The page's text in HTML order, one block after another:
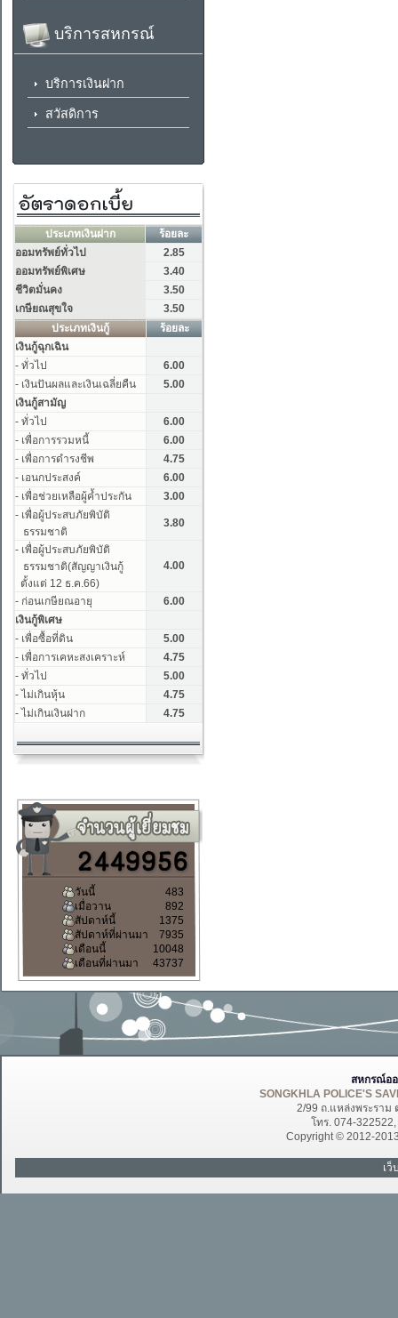
บริการสหกรณ์
บริการเงินฝาก
สวัสดิการ
วันนี้
483
เมื่อวาน
892
สัปดาห์นี้
1375
สัปดาห์ที่ผ่านมา
7935
เดือนนี้
10048
เดือนที่ผ่านมา
43737
สหกรณ์อ
SONGKHLA POLICE'S
2/99 ถ.แหล่งพระราม
โทร. 074-
Copyright © 2012-
เ